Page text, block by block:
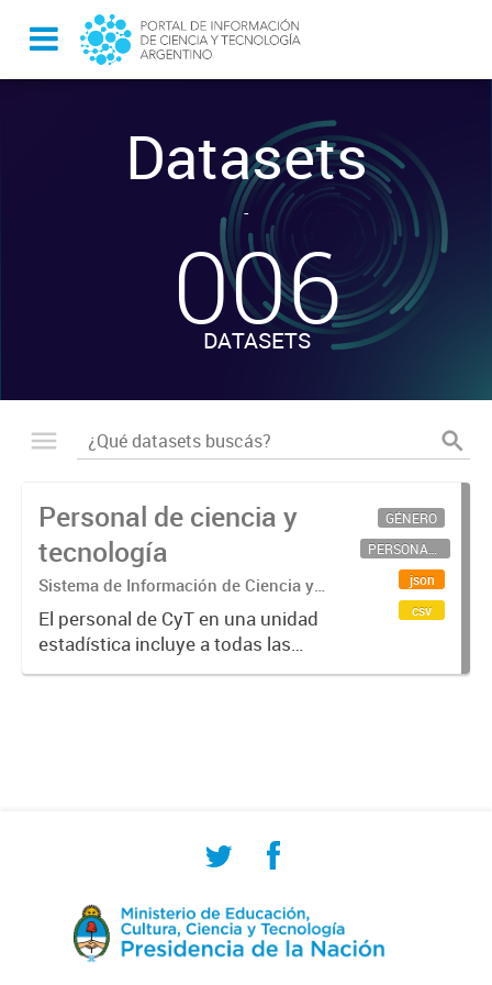
Datasets
-
006
DATASETS
Personal de ciencia y
tecnología
Sistema de Información de Ciencia y
Tecnología Argentino (SICYTAR)
El personal de CyT en una unidad
estadística incluye a todas las
personas involucradas
GÉNERO
PERSONAL CIENTÍFICO-TECNOLÓGICO
json
csv